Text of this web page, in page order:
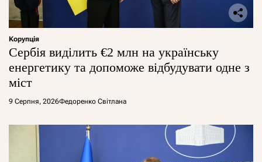
Корупція
Сербія виділить €2 млн на українську
енергетику та допоможе відбудувати одне з
міст
9 Серпня, 2026Федоренко Світлана